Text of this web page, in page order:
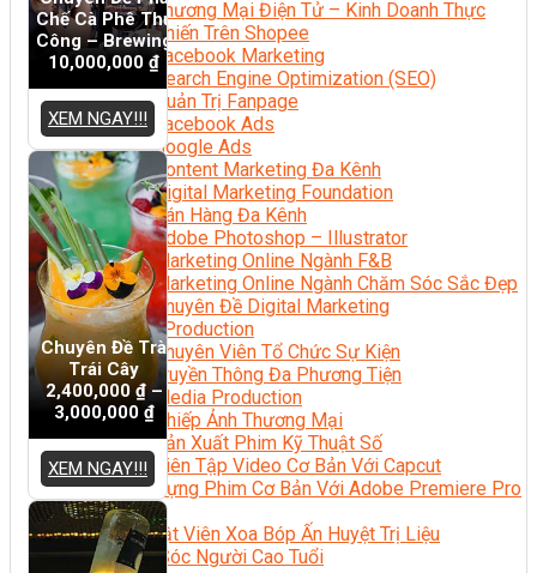
Thương Mại Điện Tử – Kinh Doanh Thực
Chiến Trên Shopee
Facebook Marketing
Search Engine Optimization (SEO)
Quản Trị Fanpage
Facebook Ads
Google Ads
Content Marketing Đa Kênh
Digital Marketing Foundation
Bán Hàng Đa Kênh
Adobe Photoshop – Illustrator
Marketing Online Ngành F&B
Marketing Online Ngành Chăm Sóc Sắc Đẹp
Chuyên Đề Digital Marketing
Media Production
Chuyên Viên Tổ Chức Sự Kiện
Truyền Thông Đa Phương Tiện
Media Production
Nhiếp Ảnh Thương Mại
Sản Xuất Phim Kỹ Thuật Số
Biên Tập Video Cơ Bản Với Capcut
Dựng Phim Cơ Bản Với Adobe Premiere Pro
Sức Khỏe
Kỹ Thuật Viên Xoa Bóp Ấn Huyệt Trị Liệu
Chăm Sóc Người Cao Tuổi
Chế Cà Phê Thủ
Công – Brewing
10,000,000 ₫
XEM NGAY!!!
Chuyên Đề Trà
Trái Cây
2,400,000₫–
3,000,000 ₫
XEM NGAY!!!